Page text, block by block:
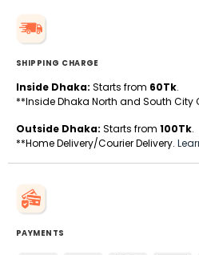
SHIPPING CHARGE
Inside Dhaka: Starts from 60Tk.
**Inside Dhaka North and South City
Outside Dhaka: Starts from 100Tk.
**Home Delivery/Courier Delivery.
PAYMENTS